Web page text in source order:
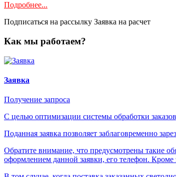
Подробнее...
Подписаться на рассылку Заявка на расчет
Как мы работаем?
Заявка
Получение запроса
С целью оптимизации системы обработки
Поданная заявка позволяет заблаговременно
Обратите внимание, что предусмотрены такие
оформлением данной заявки, его телефон. Кроме